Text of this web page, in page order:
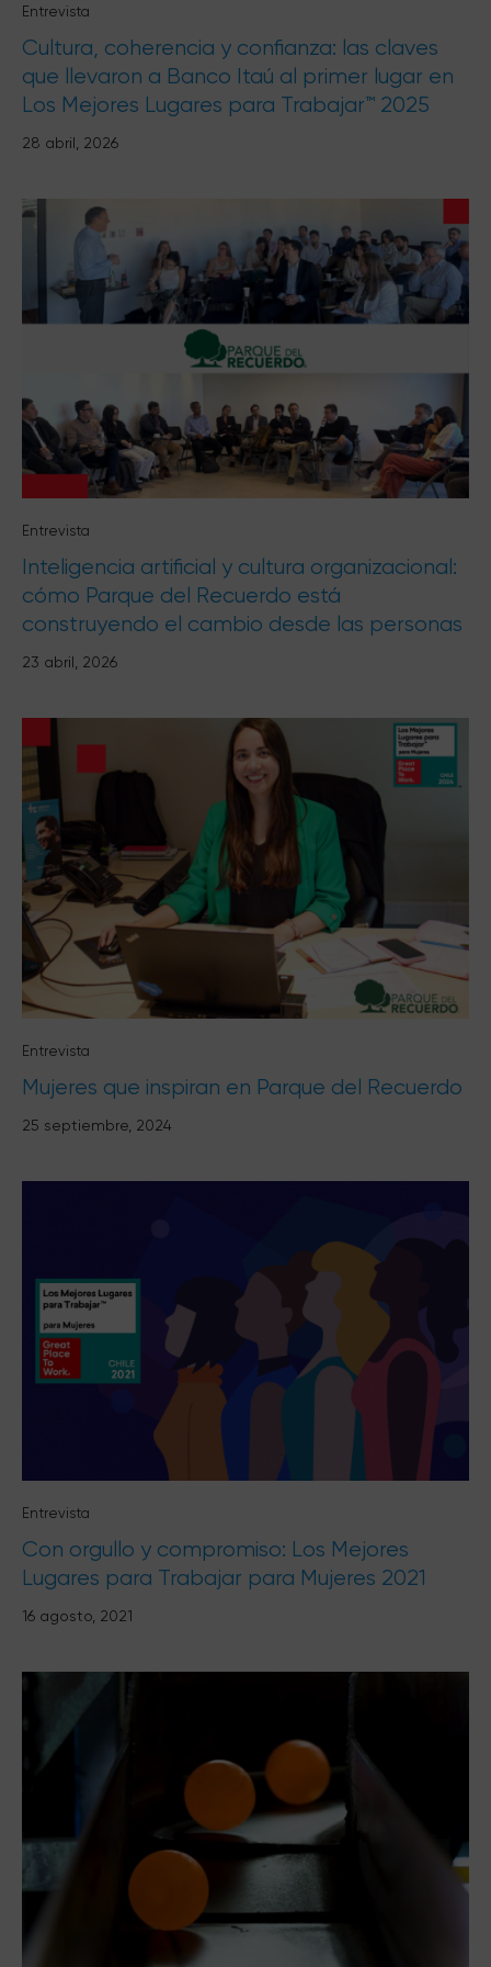
Entrevista
Cultura, coherencia y confianza: las claves
que llevaron a Banco Itaú al primer lugar en
Los Mejores Lugares para Trabajar™ 2025
28 abril, 2026
Entrevista
Inteligencia artificial y cultura organizacional:
cómo Parque del Recuerdo está
construyendo el cambio desde las personas
23 abril, 2026
Entrevista
Mujeres que inspiran en Parque del Recuerdo
25 septiembre, 2024
Entrevista
Con orgullo y compromiso: Los Mejores
Lugares para Trabajar para Mujeres 2021
16 agosto, 2021